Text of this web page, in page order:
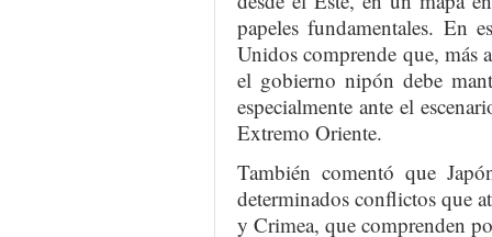
papeles fundamentales. En
Unidos comprende que, más
el gobierno nipón debe
especialmente ante el
Extremo Oriente.
También comentó que
determinados conflictos que
y Crimea, que comprenden